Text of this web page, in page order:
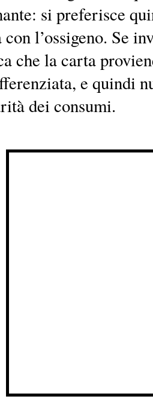
si preferisce
l’ossigeno. Se
che la carta
e quindi
dei consumi.